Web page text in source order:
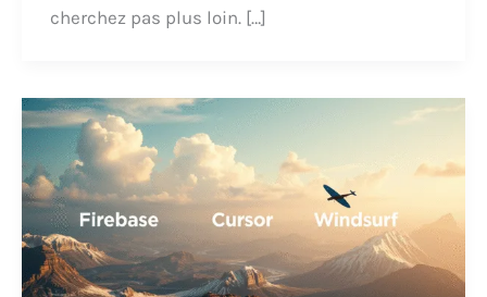
cherchez pas plus loin. […]